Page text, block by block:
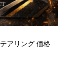
アリング 価格